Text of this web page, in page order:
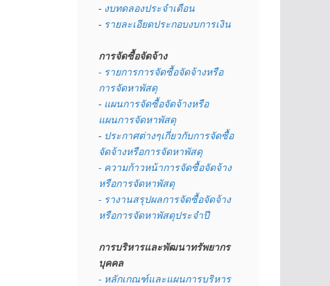
- งบทดลองประจำเดือน
- รายละเอียดประกอบงบการเงิน
การจัดซื้อจัดจ้าง
- รายการการจัดซื้อจัดจ้างหรือ
การจัดหาพัสดุ
- แผนการจัดซื้อจัดจ้างหรือ
แผนการจัดหาพัสดุ
- ประกาศต่างๆเกี่ยวกับการจัดซื้อ
จัดจ้างหรือการจัดหาพัสดุ
- ความก้าวหน้าการจัดซื้อจัดจ้าง
หรือการจัดหาพัสดุ
- รางานสรุปผลการจัดซื้อจัดจ้าง
หรือการจัดหาพัสดุประจำปี
การบริหารและพัฒนาทรัพยากร
บุคคล
- หลักเกณฑ์และแผนการบริหาร